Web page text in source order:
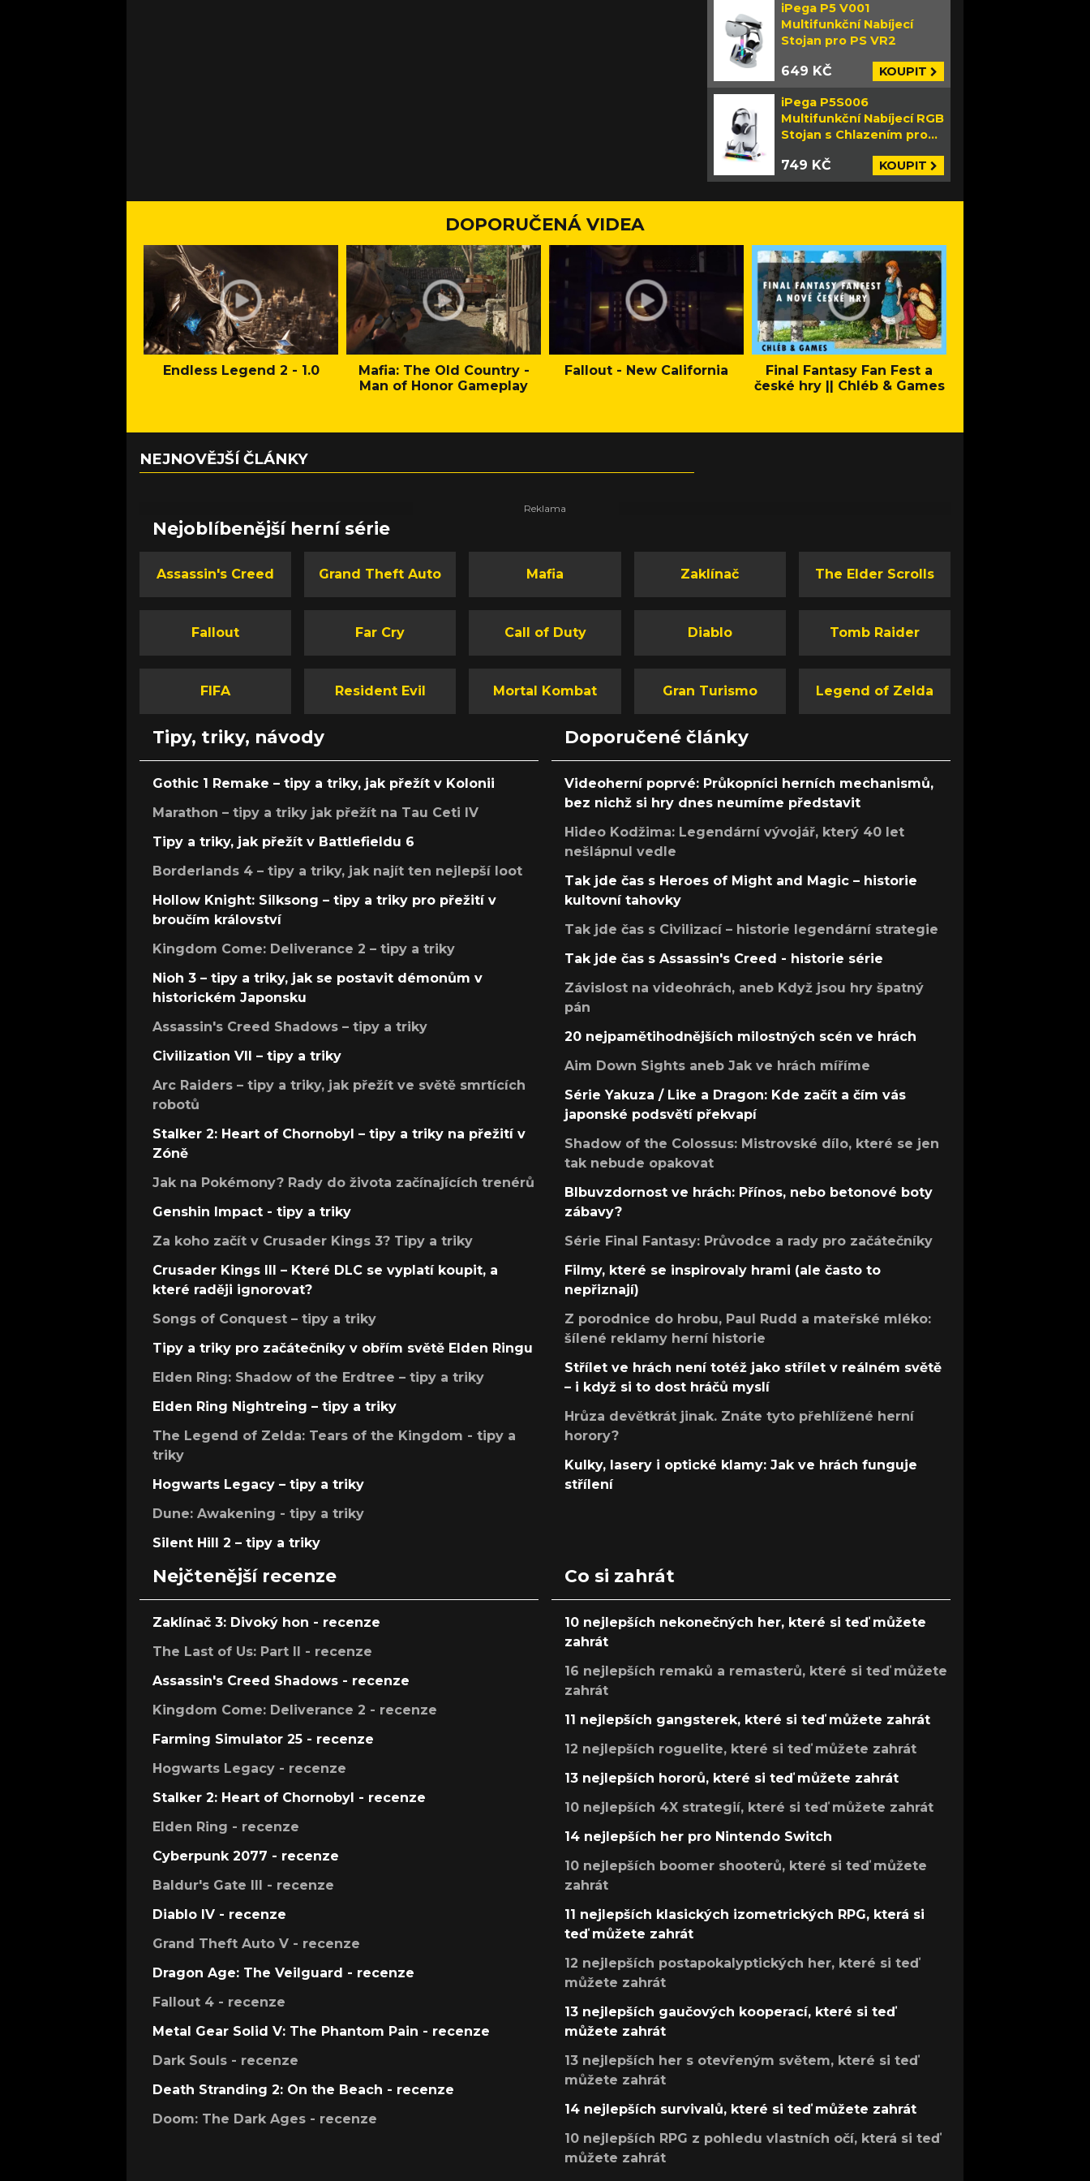
iPega P5 V001
Multifunkční Nabíjecí
Stojan pro PS VR2
649 KČ KOUPIT
iPega P5S006
Multifunkční Nabíjecí RGB
Stojan s Chlazením pro
749 KČ KOUPIT
DOPORUČENÁ VIDEA
Endless Legend 2 - 1.0
Mafia: The Old Country -
Man of Honor Gameplay
Fallout - New California
Final Fantasy Fan Fest a
české hry || Chléb & Games
NEJNOVĚJŠÍ ČLÁNKY
Nejoblíbenější herní série
Assassin's Creed Grand Theft Auto Mafia Zaklínač The Elder Scrolls
Fallout Far Cry Call of Duty Diablo Tomb Raider
FIFA Resident Evil Mortal Kombat Gran Turismo Legend of Zelda
Tipy, triky, návody
Gothic 1 Remake – tipy a triky, jak přežít v Kolonii
Marathon – tipy a triky jak přežít na Tau Ceti IV
Tipy a triky, jak přežít v Battlefieldu 6
Borderlands 4 – tipy a triky, jak najít ten nejlepší loot
Hollow Knight: Silksong – tipy a triky pro přežití v
broučím království
Kingdom Come: Deliverance 2 – tipy a triky
Nioh 3 – tipy a triky, jak se postavit démonům v
historickém Japonsku
Assassin's Creed Shadows – tipy a triky
Civilization VII – tipy a triky
Arc Raiders – tipy a triky, jak přežít ve světě smrtících
robotů
Stalker 2: Heart of Chornobyl – tipy a triky na přežití v
Zóně
Jak na Pokémony? Rady do života začínajících trenérů
Genshin Impact - tipy a triky
Za koho začít v Crusader Kings 3? Tipy a triky
Crusader Kings III – Které DLC se vyplatí koupit, a
které raději ignorovat?
Songs of Conquest – tipy a triky
Tipy a triky pro začátečníky v obřím světě Elden Ringu
Elden Ring: Shadow of the Erdtree – tipy a triky
Elden Ring Nightreing – tipy a triky
The Legend of Zelda: Tears of the Kingdom - tipy a
triky
Hogwarts Legacy – tipy a triky
Dune: Awakening - tipy a triky
Silent Hill 2 – tipy a triky
Doporučené články
Videoherní poprvé: Průkopníci herních mechanismů,
bez nichž si hry dnes neumíme představit
Hideo Kodžima: Legendární vývojář, který 40 let
nešlápnul vedle
Tak jde čas s Heroes of Might and Magic – historie
kultovní tahovky
Tak jde čas s Civilizací – historie legendární strategie
Tak jde čas s Assassin's Creed - historie série
Závislost na videohrách, aneb Když jsou hry špatný
pán
20 nejpamětihodnějších milostných scén ve hrách
Aim Down Sights aneb Jak ve hrách míříme
Série Yakuza / Like a Dragon: Kde začít a čím vás
japonské podsvětí překvapí
Shadow of the Colossus: Mistrovské dílo, které se jen
tak nebude opakovat
Blbuvzdornost ve hrách: Přínos, nebo betonové boty
zábavy?
Série Final Fantasy: Průvodce a rady pro začátečníky
Filmy, které se inspirovaly hrami (ale často to
nepřiznají)
Z porodnice do hrobu, Paul Rudd a mateřské mléko:
šílené reklamy herní historie
Střílet ve hrách není totéž jako střílet v reálném světě
– i když si to dost hráčů myslí
Hrůza devětkrát jinak. Znáte tyto přehlížené herní
horory?
Kulky, lasery i optické klamy: Jak ve hrách funguje
střílení
Nejčtenější recenze
Zaklínač 3: Divoký hon - recenze
The Last of Us: Part II - recenze
Assassin's Creed Shadows - recenze
Kingdom Come: Deliverance 2 - recenze
Farming Simulator 25 - recenze
Hogwarts Legacy - recenze
Stalker 2: Heart of Chornobyl - recenze
Elden Ring - recenze
Cyberpunk 2077 - recenze
Baldur's Gate III - recenze
Diablo IV - recenze
Grand Theft Auto V - recenze
Dragon Age: The Veilguard - recenze
Fallout 4 - recenze
Metal Gear Solid V: The Phantom Pain - recenze
Dark Souls - recenze
Death Stranding 2: On the Beach - recenze
Doom: The Dark Ages - recenze
Co si zahrát
10 nejlepších nekonečných her, které si teď můžete
zahrát
16 nejlepších remaků a remasterů, které si teď můžete
zahrát
11 nejlepších gangsterek, které si teď můžete zahrát
12 nejlepších roguelite, které si teď můžete zahrát
13 nejlepších hororů, které si teď můžete zahrát
10 nejlepších 4X strategií, které si teď můžete zahrát
14 nejlepších her pro Nintendo Switch
10 nejlepších boomer shooterů, které si teď můžete
zahrát
11 nejlepších klasických izometrických RPG, která si
teď můžete zahrát
12 nejlepších postapokalyptických her, které si teď
můžete zahrát
13 nejlepších gaučových kooperací, které si teď
můžete zahrát
13 nejlepších her s otevřeným světem, které si teď
můžete zahrát
14 nejlepších survivalů, které si teď můžete zahrát
10 nejlepších RPG z pohledu vlastních očí, která si teď
můžete zahrát